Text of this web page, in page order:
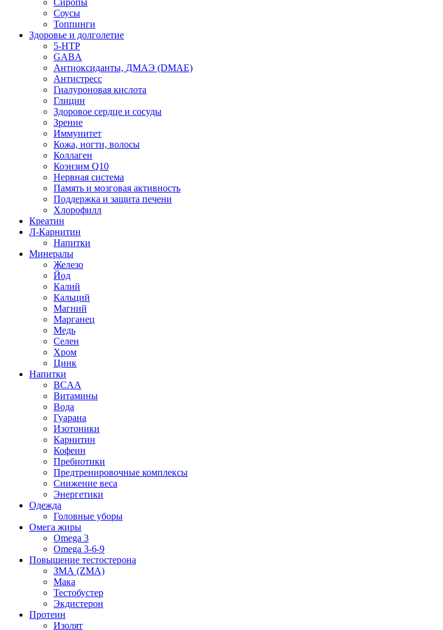
Соусы
Топпинги
Здоровье и долголетие
5-HTP
GABA
Антиоксиданты, ДМАЭ (DMAE)
Антистресс
Гиалуроновая кислота
Глицин
Здоровое сердце и сосуды
Зрение
Иммунитет
Кожа, ногти, волосы
Коллаген
Коэнзим Q10
Нервная система
Память и мозговая активность
Поддержка и защита печени
Хлорофилл
Креатин
Л-Карнитин
Напитки
Минералы
Железо
Йод
Калий
Кальций
Магний
Марганец
Медь
Селен
Хром
Цинк
Напитки
BCAA
Витамины
Вода
Гуарана
Изотоники
Карнитин
Кофеин
Пребиотики
Предтренировочные комплексы
Снижение веса
Энергетики
Одежда
Головные уборы
Омега жиры
Omega 3
Omega 3-6-9
Повышение тестостерона
ЗМА (ZMA)
Мака
Тестобустер
Экдистерон
Протеин
Изолят